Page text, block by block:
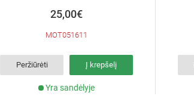
25,00€
MOT051611
Peržiūrėti Į krepšelį
Yra sandėlyje